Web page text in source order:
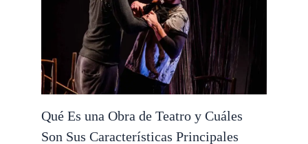
Qué Es una Obra de Teatro y Cuáles
Son Sus Características Principales